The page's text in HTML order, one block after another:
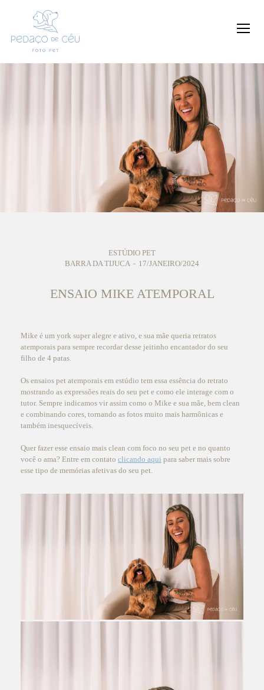
ESTÚDIO PET
BARRA DA TIJUCA
17/JANEIRO/2024
ENSAIO MIKE ATEMPORAL
Mike é um york super alegre e ativo, e sua mãe queria retratos
atemporais para sempre recordar desse jeitinho encantador do seu
filho de 4 patas.
Os ensaios pet atemporais em estúdio tem essa essência do retrato
mostrando as expressões reais do seu pet e como ele interage com o
tutor. Sempre indicamos vir assim como o Mike e sua mãe, bem clean
e combinando cores, tornando as fotos muito mais harmônicas e
também inesquecíveis.
Quer fazer esse ensaio mais clean com foco no seu pet e no quanto
você o ama? Entre em contato clicando aqui para saber mais sobre
esse tipo de memórias afetivas do seu pet.